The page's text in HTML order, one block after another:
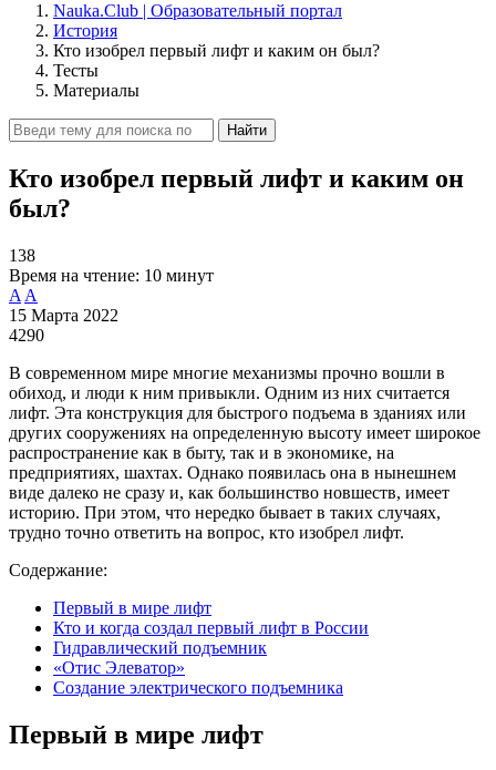
Nauka.Club | Образовательный портал
История
Кто изобрел первый лифт и каким он был?
Тесты
Материалы
Найти
Кто изобрел первый лифт и каким он
был?
138
Время на чтение: 10 минут
A A
15 Марта 2022
4290
В современном мире многие механизмы прочно вошли в
обиход, и люди к ним привыкли. Одним из них считается
лифт. Эта конструкция для быстрого подъема в зданиях или
других сооружениях на определенную высоту имеет широкое
распространение как в быту, так и в экономике, на
предприятиях, шахтах. Однако появилась она в нынешнем
виде далеко не сразу и, как большинство новшеств, имеет
историю. При этом, что нередко бывает в таких случаях,
трудно точно ответить на вопрос, кто изобрел лифт.
Содержание:
Первый в мире лифт
Кто и когда создал первый лифт в России
Гидравлический подъемник
«Отис Элеватор»
Создание электрического подъемника
Первый в мире лифт